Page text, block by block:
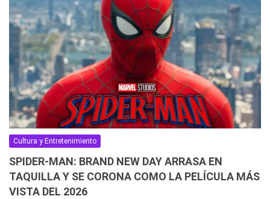
Cultura y Entretenimiento
SPIDER-MAN: BRAND NEW DAY ARRASA EN
TAQUILLA Y SE CORONA COMO LA PELÍCULA MÁS
VISTA DEL 2026